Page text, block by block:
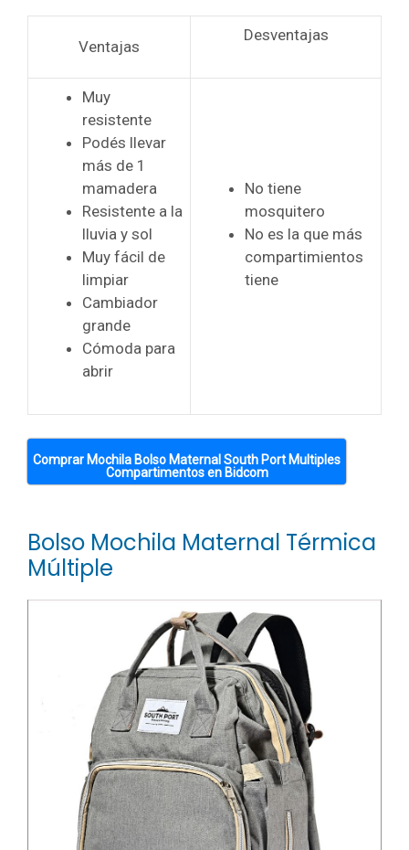
Ventajas
Desventajas
Muy
resistente
Podés llevar
más de 1
mamadera
Resistente a la
lluvia y sol
Muy fácil de
limpiar
Cambiador
grande
Cómoda para
abrir
No tiene
mosquitero
No es la que más
compartimientos
tiene
Comprar Mochila Bolso Maternal South Port Multiples
Compartimentos en Bidcom
Bolso Mochila Maternal Térmica
Múltiple